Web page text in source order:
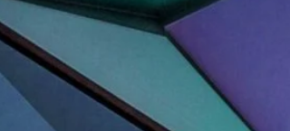
Digital Workplace & Audio Video
Application & Data